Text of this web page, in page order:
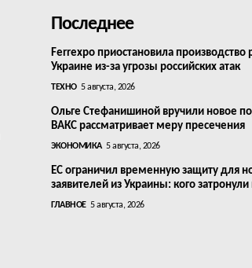
Последнее
Ferrexpo приостановила производство
Украине из-за угрозы российских атак
ТЕХНО 5 августа, 2026
Ольге Стефанишиной вручили новое
ВАКС рассматривает меру пресечения
ЭКОНОМИКА 5 августа, 2026
ЕС ограничил временную защиту для
заявителей из Украины: кого
ГЛАВНОЕ 5 августа, 2026